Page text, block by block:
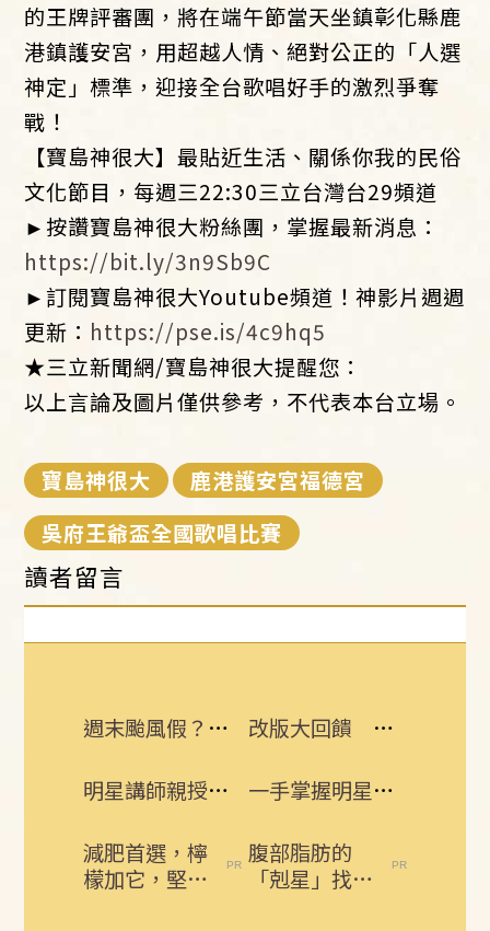
的王牌評審團，將在端午節當天坐鎮彰化縣鹿
港鎮護安宮，用超越人情、絕對公正的「人選
神定」標準，迎接全台歌唱好手的激烈爭奪
戰！
【寶島神很大】最貼近生活、關係你我的民俗
文化節目，每週三22:30三立台灣台29頻道
►按讚寶島神很大粉絲團，掌握最新消息：
https://bit.ly/3n9Sb9C
►訂閱寶島神很大Youtube頻道！神影片週週
更新： https://pse.is/4c9hq5
★三立新聞網/寶島神很大提醒您：
以上言論及圖片僅供參考，不代表本台立場。
寶島神很大
鹿港護安宮福德宮
吳府王爺盃全國歌唱比賽
讀者留言
週末颱風假？白海豚挾紫暴雨 可能發陸警 改版大回饋 熱門3C大獎接力送
明星講師親授！醒吾三立學院打造影視新星 一手掌握明星動態 即刻下載娛樂星聞APP
減肥首選，檸
檬加它，堅持
腹部脂肪的
「剋星」找到